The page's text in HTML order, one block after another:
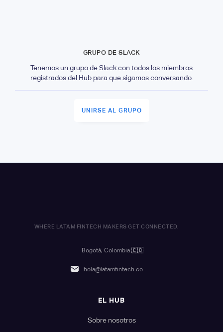
GRUPO DE SLACK
Tenemos un grupo de Slack con todos los miembros
registrados del Hub para que sigamos conversando.
UNIRSE AL GRUPO
WHERE LATAM FINTECH MAKERS GET CONNECTED.
Bogotá, Colombia 🇨🇴
hola@latamfintech.co
EL HUB
Sobre nosotros